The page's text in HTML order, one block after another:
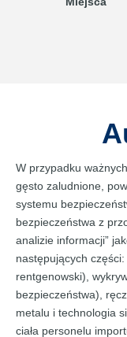
W przypadku
gęsto zaludnione,
systemu
bezpieczeństwa z
analizie informacji”
następujących
rentgenowski),
bezpieczeństwa),
metalu i technologia
ciała personelu